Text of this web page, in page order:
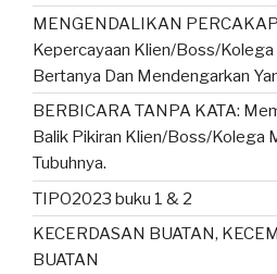
MENGENDALIKAN
Kepercayaan Klien/Boss/Kolega
Bertanya Dan Mendengarkan
BERBICARA TANPA KATA:
Balik Pikiran Klien/Boss/Kolega
Tubuhnya.
TIPO2023 buku 1 & 2
KECERDASAN BUATAN,
BUATAN